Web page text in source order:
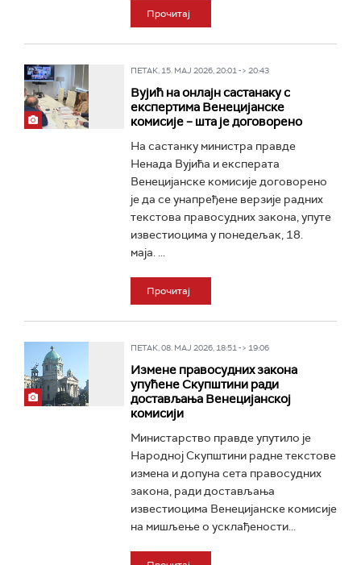
Прочитај
ПЕТАК, 15. МАЈ 2026, 20:01 -> 20:43
Вујић на онлајн састанаку с
експертима Венецијанске
комисије – шта је договорено
На састанку министра правде
Ненада Вујића и експерата
Венецијанске комисије договорено
је да се унапређене верзије радних
текстова правосудних закона, упуте
известиоцима у понедељак, 18.
маја. ...
Прочитај
ПЕТАК, 08. МАЈ 2026, 18:51 -> 19:06
Измене правосудних закона
упућене Скупштини ради
достављања Венецијанској
комисији
Министарство правде упутило је
Народној Скупштини радне текстове
измена и допуна сета правосудних
закона, ради достављања
известиоцима Венецијанске комисије
на мишљење о усклађености...